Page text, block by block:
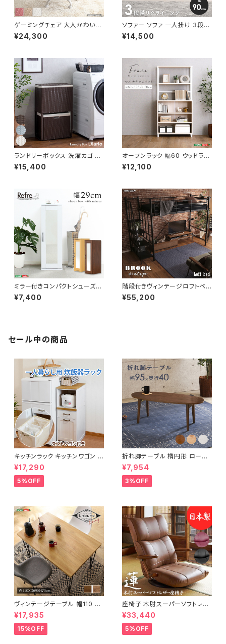
ゲーミングチェア 大人かわいい
チェア エレガントチェア ワーク
チェア オフィスチェア イス チェ
¥24,300
ソファー ソファ 一人掛け 3段階
リクライニング ローソファー 一
人暮らし 新生活 幅90
¥14,500
ランドリーボックス 洗濯カゴ 幅
50 奥行25 高さ80 完成品 新
生活 一人暮らし ランドリー収納
¥15,400
オープンラック 幅60 ウッドラッ
ク ラック シェルフ 収納棚 マル
チキャビネット ディスプレイラッ
¥12,100
ミラー付きコンパクトシューズラ
ック 幅29 シューズボックス シ
ューズラック 下駄箱 靴箱 玄関
¥7,400
階段付きヴィンテージロフトベッ
ド シングルベッド パイプベッド
ロフトベッド bed ロフト ハシゴ
¥55,200
セール中の商品
キッチンラック キッチンワゴン キ
ャスター付き 収納ラック 一人暮
らし スリムキッチンラック 幅30
cm 完成品
¥17,290
5%OFF
折れ脚テーブル 楕円形 ローテ
ーブル センターテーブル リビン
グテーブル 天然木 幅95 3色展
開
¥7,954
3%OFF
ヴィンテージテーブル 幅110 ダ
イニングテーブル リビングテー
ブル サイドテーブル 新生活 模
様替え
¥17,935
15%OFF
座椅子 木肘スーパーソフトレザ
ー座椅子 リクライニング回転座
椅子 座椅子 父の日 敬老の日
プレゼント 完成品
¥33,440
5%OFF